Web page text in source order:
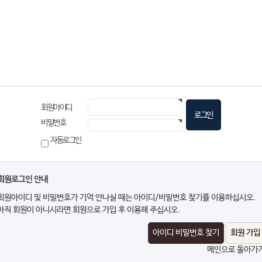
회원아이디
비밀번호
자동로그인
원로그인 안내
원아이디 및 비밀번호가 기억 안나실 때는 아이디/비밀번호 찾기를 이용하십시오.
직 회원이 아니시라면 회원으로 가입 후 이용해 주십시오.
아이디 비밀번호 찾기
회원 가입
메인으로 돌아가